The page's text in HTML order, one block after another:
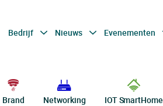
Bedrijf Nieuws Evenementen
Brand Networking IOT SmartHome